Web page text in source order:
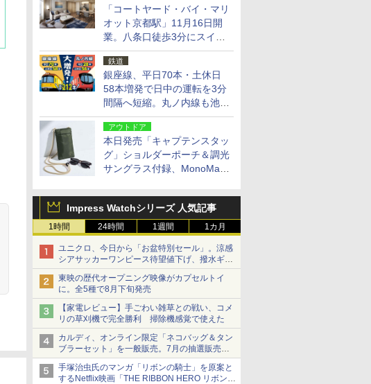
「コートヤード・バイ・マリ
オット京都駅」11月16日開
業。八条口徒歩3分にスイー
ト含む全270室、ダイニング
も併設
鉄道
銀座線、平日70本・土休日
58本増発で日中の運転を3分
間隔へ短縮。丸ノ内線も池袋
～中野坂上を4分間隔に
アウトドア
本日発売「キャプテンスタッ
グ」ショルダーポーチ＆調光
サングラス付録、MonoMax
Impress Watchシリーズ 人気記事
1時間 24時間 1週間 1カ月
ユニクロ、今日から「お盆特別セール」。涼感
シアサッカーワンピース待望値下げ、撥水ギア
ショーツは1990円に
東映の歴代オープニング映像がカプセルトイ
に。全5種で8月下旬発売
【家電レビュー】手ごわい雑草との戦い、コメ
リの草刈機で完全勝利 掃除機感覚で使えた
カルディ、オンライン限定「ネコバッグ＆タン
ブラーセット」を一般販売。7月の抽選販売の
当選無効分
手塚治虫氏のマンガ「リボンの騎士」を原案と
するNetflix映画「THE RIBBON HERO リボンヒ